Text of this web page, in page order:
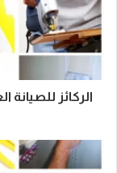
الركائز للصيانة